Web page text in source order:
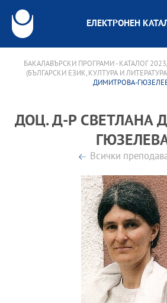
ЕЛЕКТРОНЕН
БАКАЛАВЪРСКИ ПРОГРАМИ - КАТАЛОГ
(БЪЛГАРСКИ ЕЗИК, КУЛТУРА И
ДИМИТРОВА-
ДОЦ. Д-Р СВЕТЛАНА
Всички